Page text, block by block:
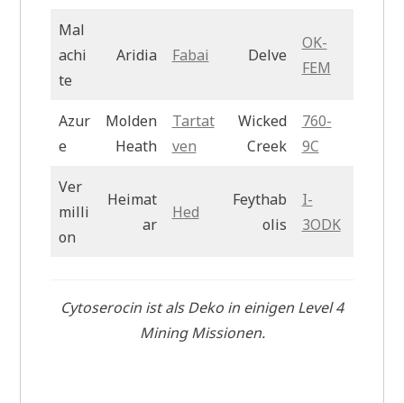
Mal
achi
te
Aridia Fabai Delve
OK-
FEM
Azur
e
Molden
Heath
Tartat
ven
Wicked
Creek
760-
9C
Ver
milli
on
Heimat
ar
Hed
Feythab
olis
I-
3ODK
Cytoserocin ist als Deko in einigen Level 4
Mining Missionen.